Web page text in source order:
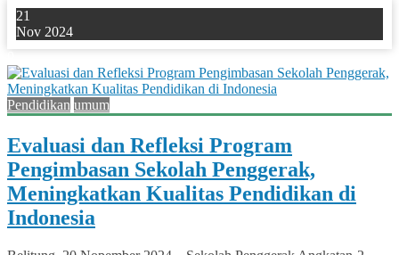
21
Nov 2024
Pendidikan umum
Evaluasi dan Refleksi Program
Pengimbasan Sekolah Penggerak,
Meningkatkan Kualitas Pendidikan di
Indonesia